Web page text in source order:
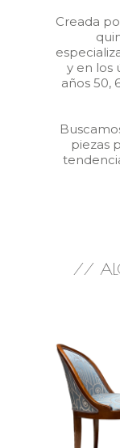
Creada
y en los
años 50,
piezas
//